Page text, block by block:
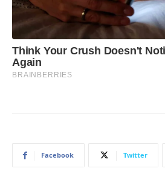
Facebook Twitter